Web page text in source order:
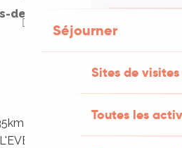
Séjourner
Sites de visites
Toutes les
de-france-lot.fr
- Place du